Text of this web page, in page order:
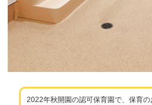
2022年秋開園の認可保育園で、保育の